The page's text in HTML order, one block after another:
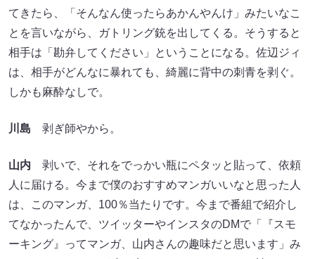
てきたら、「そんなん使ったらあかんやんけ」みたいなこ
とを言いながら、ガトリング銃を出してくる。そうすると
相手は「勘弁してください」ということになる。佐辺ジィ
は、相手がどんなに暴れても、綺麗に背中の刺青を剥ぐ。
しかも麻酔なしで。
川島 剥ぎ師やから。
山内 剥いで、それをでっかい瓶にペタッと貼って、依頼
人に届ける。今まで僕のおすすめマンガいいなと思った人
は、このマンガ、100％当たりです。今まで番組で紹介し
てなかったんで、ツイッターやインスタのDMで「『スモ
ーキング』ってマンガ、山内さんの趣味だと思います」み